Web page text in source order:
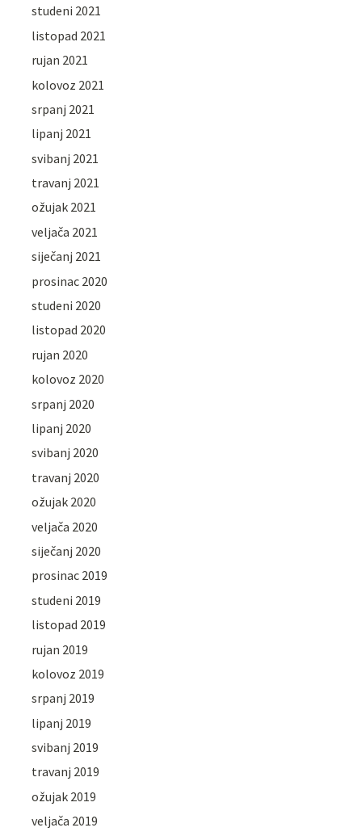
studeni 2021
listopad 2021
rujan 2021
kolovoz 2021
srpanj 2021
lipanj 2021
svibanj 2021
travanj 2021
ožujak 2021
veljača 2021
siječanj 2021
prosinac 2020
studeni 2020
listopad 2020
rujan 2020
kolovoz 2020
srpanj 2020
lipanj 2020
svibanj 2020
travanj 2020
ožujak 2020
veljača 2020
siječanj 2020
prosinac 2019
studeni 2019
listopad 2019
rujan 2019
kolovoz 2019
srpanj 2019
lipanj 2019
svibanj 2019
travanj 2019
ožujak 2019
veljača 2019